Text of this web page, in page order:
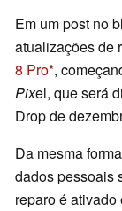
Em um post no
atualizações de
8 Pro ,
Pixel, que será
Drop de
Da mesma
dados pessoais
reparo é